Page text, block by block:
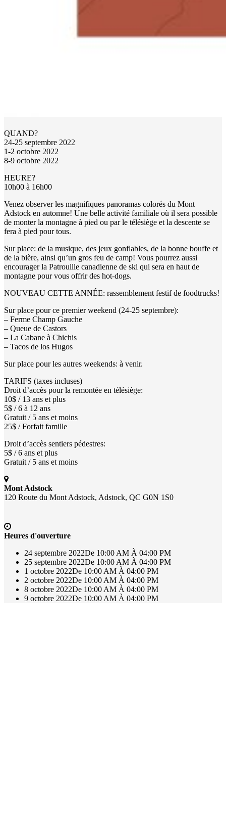
QUAND?
24-25 septembre 2022
1-2 octobre 2022
8-9 octobre 2022
HEURE?
10h00 à 16h00
Venez observer les magnifiques panoramas colorés du Mont
Adstock en automne! Une belle activité familiale où il sera possible
de monter la montagne à pied ou par le télésiège et la descente se
fera à pied pour tous.
Sur place: de la musique, des jeux gonflables, de la bonne bouffe et
de la bière, ainsi qu’un gros feu de camp! Vous pourrez aussi
encourager la Patrouille canadienne de ski qui sera en haut de
montagne pour vous offrir des hot-dogs.
NOUVEAU CETTE ANNÉE: rassemblement festif de foodtrucks!
Sur place pour ce premier weekend (24-25 septembre):
– Ferme Champ Gauche
– Queue de Castors
– La Cabane à Chichis
– Tacos de los Hugos
Sur place pour les autres weekends: à venir.
TARIFS (taxes incluses)
Droit d’accès pour la remontée en télésiège:
10$ / 13 ans et plus
5$ / 6 à 12 ans
Gratuit / 5 ans et moins
25$ / Forfait famille
Droit d’accès sentiers pédestres:
5$ / 6 ans et plus
Gratuit / 5 ans et moins
Mont Adstock
120 Route du Mont Adstock, Adstock, QC G0N 1S0
Heures d'ouverture
24 septembre 2022De 10:00 AM À 04:00 PM
25 septembre 2022De 10:00 AM À 04:00 PM
1 octobre 2022De 10:00 AM À 04:00 PM
2 octobre 2022De 10:00 AM À 04:00 PM
8 octobre 2022De 10:00 AM À 04:00 PM
9 octobre 2022De 10:00 AM À 04:00 PM